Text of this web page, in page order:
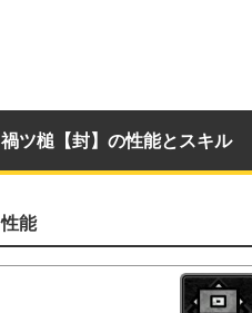
禍ツ槌【封】の性能とスキル
性能